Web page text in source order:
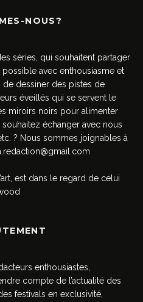
NOUS?
séries, qui souhaitent partager
avec enthousiasme et
de dessiner des pistes de
éveillés qui se servent le
miroirs noirs pour alimenter
échanger avec nous
? Nous sommes joignables à
est dans le regard de celui
enthousiastes,
compte de l’actualité des
festivals en exclusivité,